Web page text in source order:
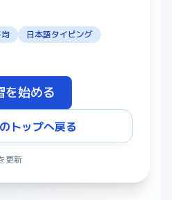
日本語タイピング
を始める
トップへ戻る
更新